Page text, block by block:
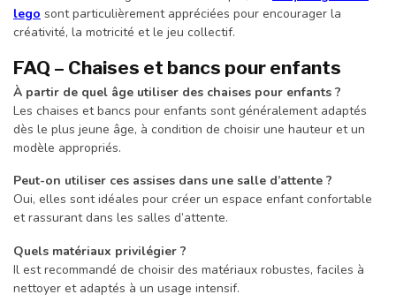
lego sont particulièrement appréciées pour encourager la
créativité, la motricité et le jeu collectif.
FAQ – Chaises et bancs pour enfants
À partir de quel âge utiliser des chaises pour enfants ?
Les chaises et bancs pour enfants sont généralement adaptés
dès le plus jeune âge, à condition de choisir une hauteur et un
modèle appropriés.
Peut-on utiliser ces assises dans une salle d’attente ?
Oui, elles sont idéales pour créer un espace enfant confortable
et rassurant dans les salles d’attente.
Quels matériaux privilégier ?
Il est recommandé de choisir des matériaux robustes, faciles à
nettoyer et adaptés à un usage intensif.